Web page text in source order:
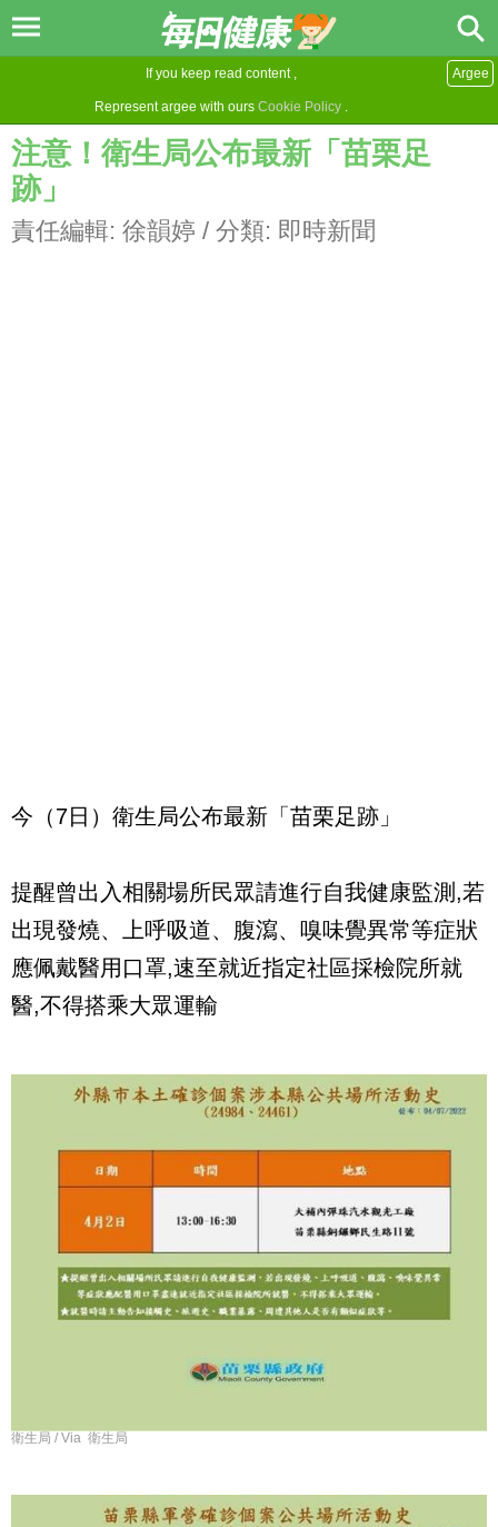
If you keep read content ,
Represent argee with ours Cookie Policy .
Argee
注意！衛生局公布最新「苗栗足
跡」
責任編輯: 徐韻婷 / 分類: 即時新聞
今（7日）衛生局公布最新「苗栗足跡」
提醒曾出入相關場所民眾請進行自我健康監測,若
出現發燒、上呼吸道、腹瀉、嗅味覺異常等症狀
應佩戴醫用口罩,速至就近指定社區採檢院所就
醫,不得搭乘大眾運輸
衛生局 / Via 衛生局